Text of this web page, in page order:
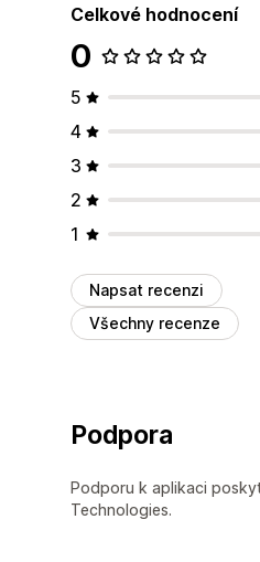
Celkové hodnocení
0
5
4
3
2
1
Napsat recenzi
Všechny recenze
Podpora
Podporu k aplikaci
Technologies.